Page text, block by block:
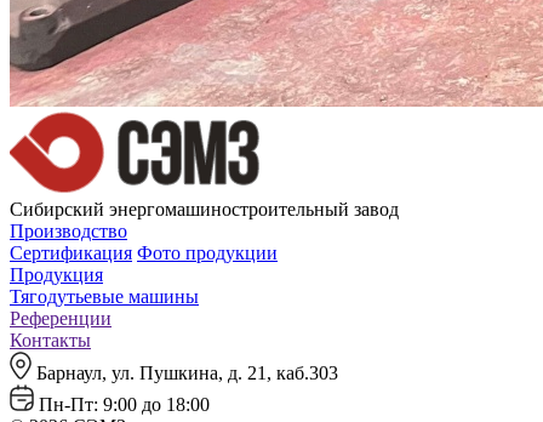
Сибирский энергомашиностроительный завод
Производство
Сертификация Фото продукции
Продукция
Тягодутьевые машины
Референции
Контакты
Барнаул, ул. Пушкина, д. 21, каб.303
Пн-Пт: 9:00 до 18:00